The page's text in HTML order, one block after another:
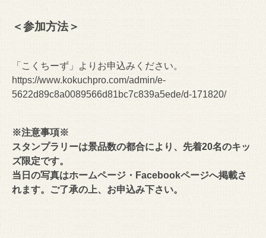
＜参加方法＞
「こくちーず」よりお申込みください。
https://www.kokuchpro.com/admin/e-
5622d89c8a0089566d81bc7c839a5ede/d-171820/
※注意事項※
スタンプラリーは景品数の都合により、先着20名のキッ
ズ限定です。
当日の写真はホームページ・Facebookページへ掲載さ
れます。ご了承の上、お申込み下さい。